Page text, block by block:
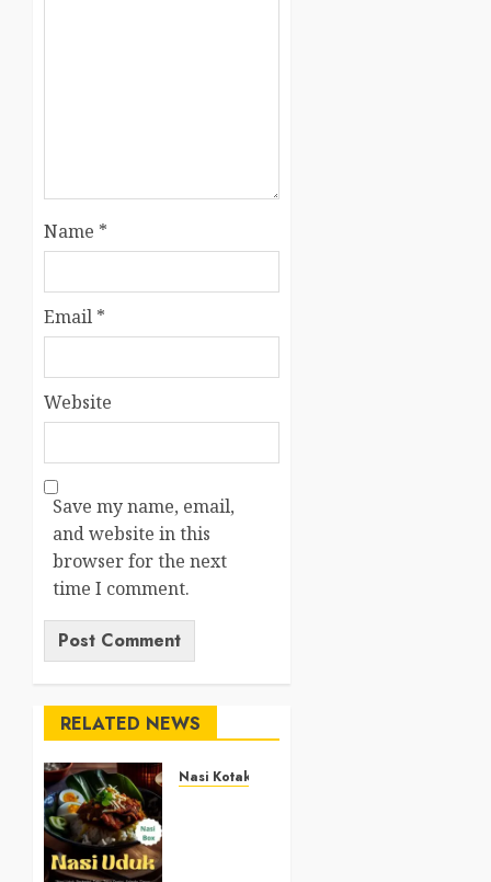
Name *
Email *
Website
Save my name, email,
and website in this
browser for the next
time I comment.
RELATED NEWS
Nasi Kotak